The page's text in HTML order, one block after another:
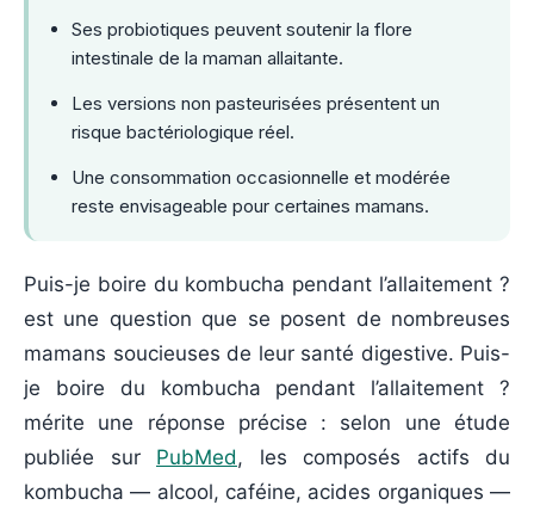
Ses probiotiques peuvent soutenir la flore
intestinale de la maman allaitante.
Les versions non pasteurisées présentent un
risque bactériologique réel.
Une consommation occasionnelle et modérée
reste envisageable pour certaines mamans.
Puis-je boire du kombucha pendant l’allaitement ?
est une question que se posent de nombreuses
mamans soucieuses de leur santé digestive. Puis-
je boire du kombucha pendant l’allaitement ?
mérite une réponse précise : selon une étude
publiée sur PubMed, les composés actifs du
kombucha — alcool, caféine, acides organiques —